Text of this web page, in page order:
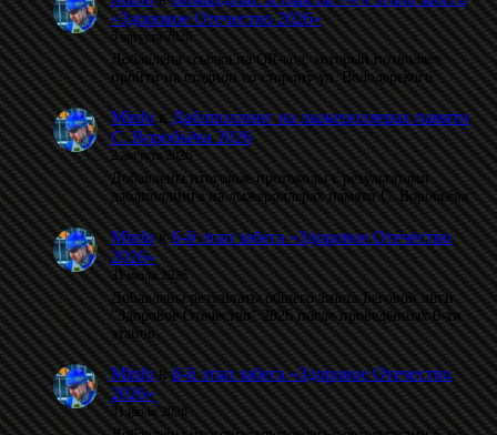
«Здоровое Отечество 2026»
5 августа 2026
Добавлена ссылка на QR-код, который позволяет
пройти на стадион со сторону ул. Володарского.
MinfoкДаблполлинг на лыжероллерах памяти
С. Воробьёва 2026
2 августа 2026
Добавлены итоговые протоколы с результатами
даблполлинга на лыжероллерах памяти С. Воробьёва.
Minfoк6-й этап забега «Здоровое Отечество
2026»
31 июля 2026
Добавлены результаты общего зачета Беговой лиги
"Здоровое Отечество" 2026 после проведённых 6-ти
этапов.
Minfoк6-й этап забега «Здоровое Отечество
2026»
31 июля 2026